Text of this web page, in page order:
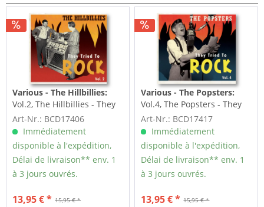
Various - The Hillbillies:
Vol.2, The Hillbillies - They
Tried To Rock (CD)
Art-Nr.: BCD17406
Immédiatement
disponible à l'expédition,
Délai de livraison** env. 1
à 3 jours ouvrés.
15,95 € *
13,95 € *
Various - The Popsters:
Vol.4, The Popsters - They
Tried To Rock (CD)
Art-Nr.: BCD17417
Immédiatement
disponible à l'expédition,
Délai de livraison** env. 1
à 3 jours ouvrés.
15,95 € *
13,95 € *